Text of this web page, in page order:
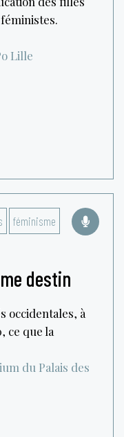
Lille
féminisme
destin
occidentales, à
ce que la
du Palais des